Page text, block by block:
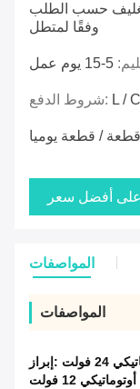
تغليف حسب الطلب
وفقًا لمتطل
5-15 يوم عمل
شروط الدفع:
أفضل سعر
المواصفات
المواصفات
إبراز: فولت
12 فولت